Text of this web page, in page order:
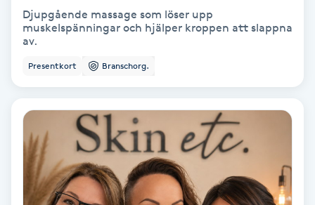
Hypnos
Hårborttagning
Hårbottenbehandling
Hårförlängning
Hårvård
Djupgående massage som löser upp
muskelspänningar och hjälper kroppen att slappna
av.
Presentkort Branschorg.